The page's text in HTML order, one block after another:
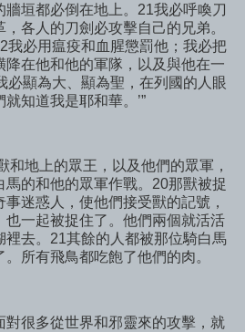
牆垣都必倒在地上。21我必呼喚刀
各人的刀劍必攻擊自己的兄弟。
我必用瘟疫和血腥懲罰他；我必把
在他和他的軍隊，以及與他在一
必顯為大、顯為聖，在列國的人眼
知道我是耶和華。’”
和地上的眾王，以及他們的眾軍，
的和他的眾軍作戰。20那獸被捉
迷惑人，使他們接受獸的記號，
也一起被捉住了。他們兩個就活活
裡去。21其餘的人都被那位騎白馬
所有飛鳥都吃飽了他們的肉。
對很多從世界和邪靈來的攻擊，就